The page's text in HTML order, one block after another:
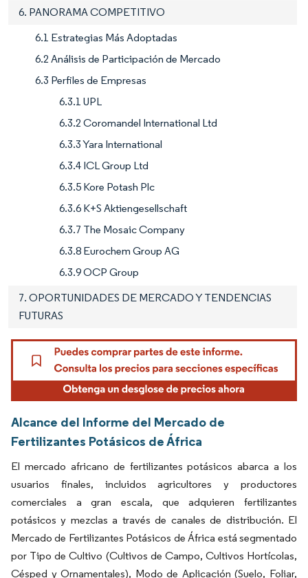
6. PANORAMA COMPETITIVO
6.1 Estrategias Más Adoptadas
6.2 Análisis de Participación de Mercado
6.3 Perfiles de Empresas
6.3.1 UPL
6.3.2 Coromandel International Ltd
6.3.3 Yara International
6.3.4 ICL Group Ltd
6.3.5 Kore Potash Plc
6.3.6 K+S Aktiengesellschaft
6.3.7 The Mosaic Company
6.3.8 Eurochem Group AG
6.3.9 OCP Group
7. OPORTUNIDADES DE MERCADO Y TENDENCIAS
FUTURAS
Alcance del Informe del Mercado de
Fertilizantes Potásicos de África
El mercado africano de fertilizantes potásicos abarca a los
usuarios finales, incluidos agricultores y productores
comerciales a gran escala, que adquieren fertilizantes
potásicos y mezclas a través de canales de distribución. El
Mercado de Fertilizantes Potásicos de África está segmentado
por Tipo de Cultivo (Cultivos de Campo, Cultivos Hortícolas,
Césped y Ornamentales), Modo de Aplicación (Suelo, Foliar,